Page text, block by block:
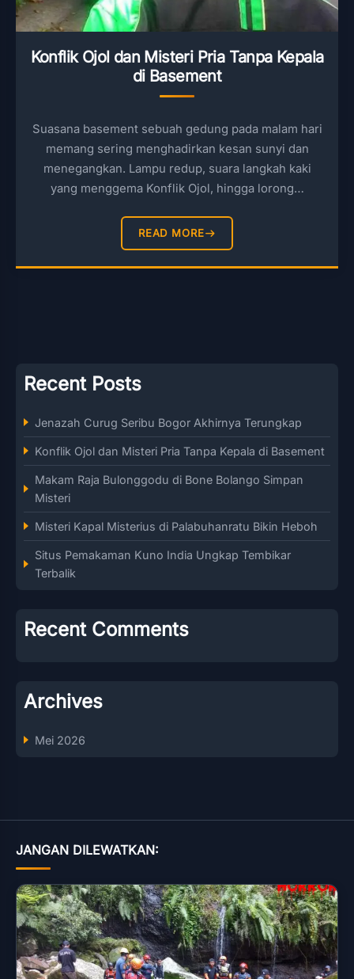
Konflik Ojol dan Misteri Pria Tanpa Kepala
di Basement
Suasana basement sebuah gedung pada malam hari
memang sering menghadirkan kesan sunyi dan
menegangkan. Lampu redup, suara langkah kaki
yang menggema Konflik Ojol, hingga lorong…
READ MORE
Recent Posts
Jenazah Curug Seribu Bogor Akhirnya Terungkap
Konflik Ojol dan Misteri Pria Tanpa Kepala di Basement
Makam Raja Bulonggodu di Bone Bolango Simpan
Misteri
Misteri Kapal Misterius di Palabuhanratu Bikin Heboh
Situs Pemakaman Kuno India Ungkap Tembikar
Terbalik
Recent Comments
Archives
Mei 2026
JANGAN DILEWATKAN: